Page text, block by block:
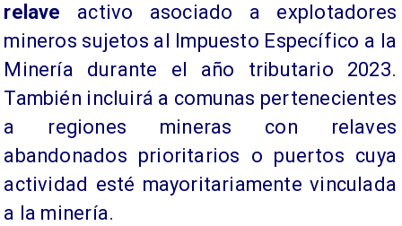
relave activo asociado a explotadores
mineros sujetos al Impuesto Específico a la
Minería durante el año tributario 2023.
También incluirá a comunas pertenecientes
a regiones mineras con relaves
abandonados prioritarios o puertos cuya
actividad esté mayoritariamente vinculada
a la minería.